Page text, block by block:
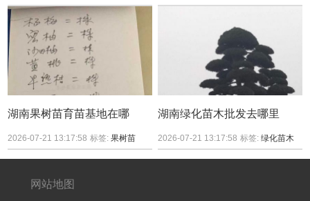
湖南果树苗育苗基地在哪
2026-07-21 13:17:58 标签:果树苗
湖南绿化苗木批发去哪里
2026-07-21 13:17:58 标签:绿化苗木
网站地图